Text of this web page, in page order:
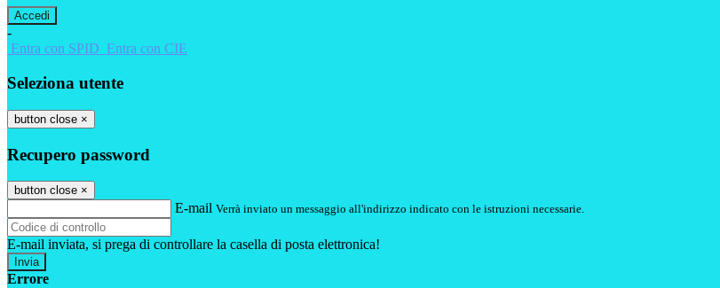
-
Entra con SPID Entra con CIE
Seleziona utente
button close ×
Recupero password
button close ×
E-mail Verrà inviato un messaggio all'indirizzo indicato con le istruzioni necessarie.
E-mail inviata, si prega di controllare la casella di posta elettronica!
Errore